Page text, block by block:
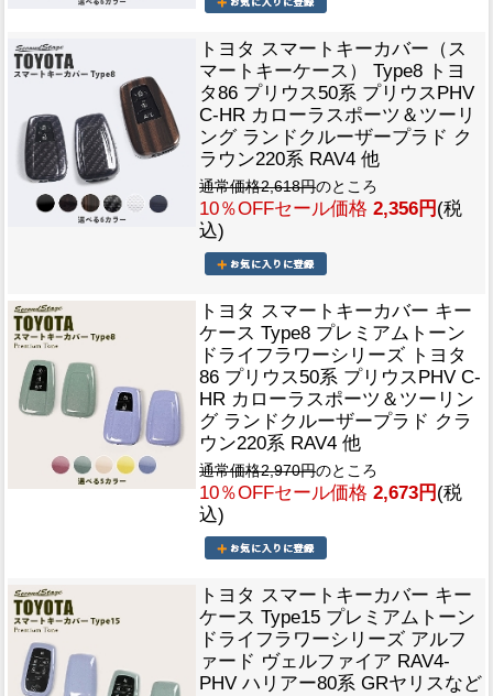
トヨタ スマートキーカバー（ス
マートキーケース） Type8 トヨ
タ86 プリウス50系 プリウスPHV
C-HR カローラスポーツ＆ツーリ
ング ランドクルーザープラド ク
ラウン220系 RAV4 他
通常価格2,618円のところ
10％OFFセール価格 2,356円 (税
込)
トヨタ スマートキーカバー キー
ケース Type8 プレミアムトーン
ドライフラワーシリーズ トヨタ
86 プリウス50系 プリウスPHV C-
HR カローラスポーツ＆ツーリン
グ ランドクルーザープラド クラ
ウン220系 RAV4 他
通常価格2,970円のところ
10％OFFセール価格 2,673円 (税
込)
トヨタ スマートキーカバー キー
ケース Type15 プレミアムトーン
ドライフラワーシリーズ アルフ
ァード ヴェルファイア RAV4-
PHV ハリアー80系 GRヤリスなど